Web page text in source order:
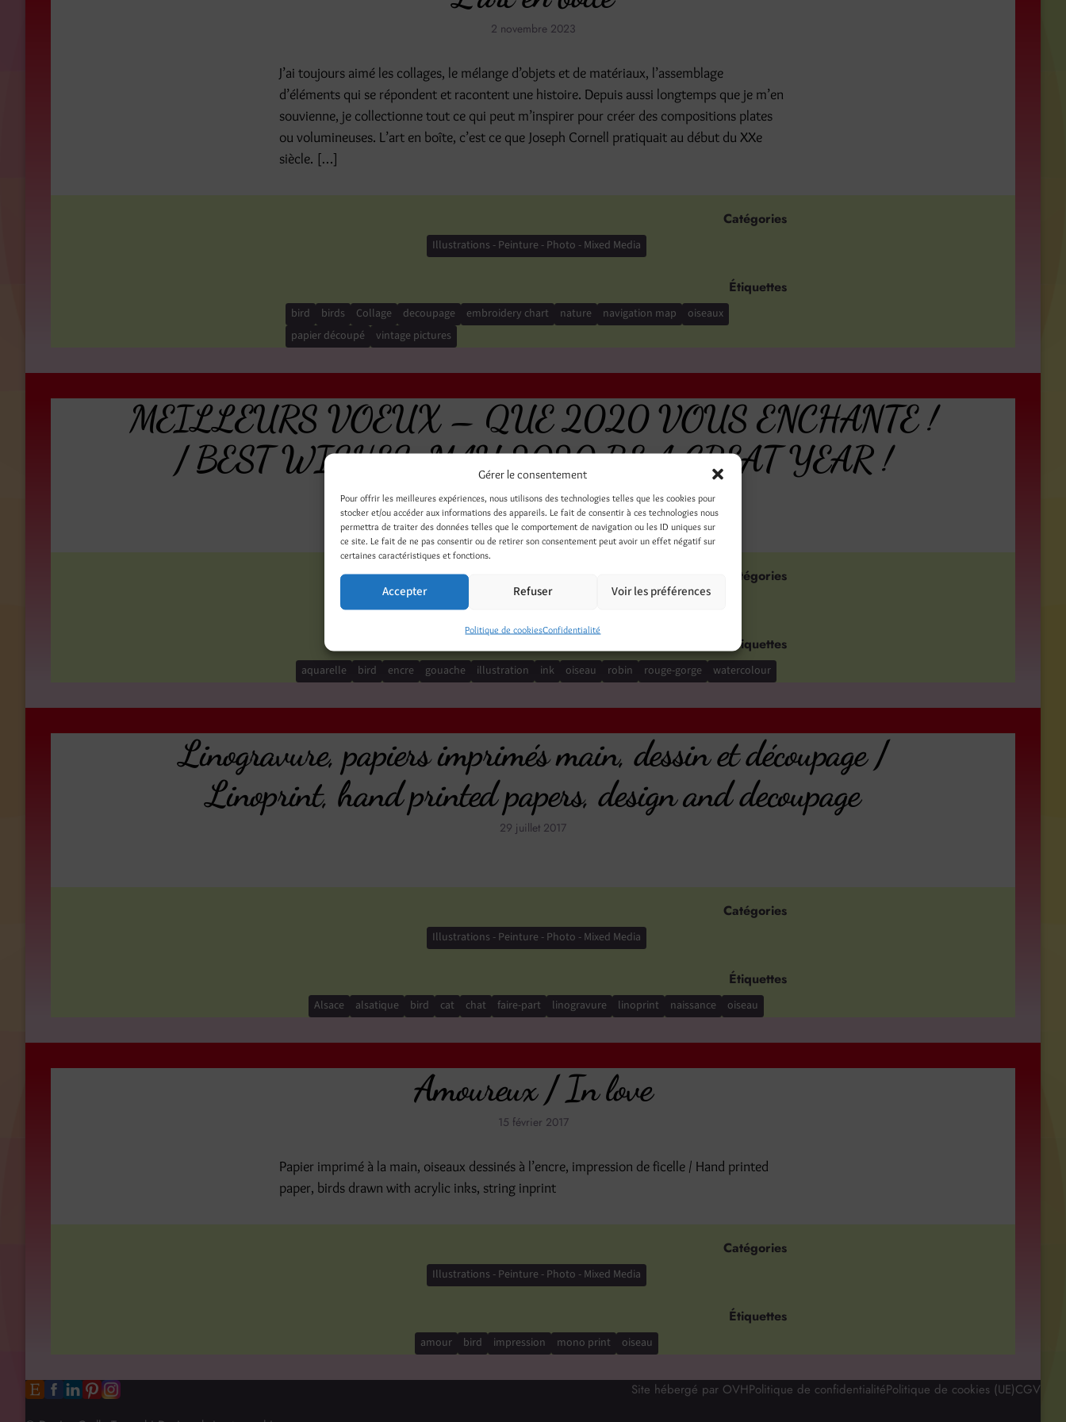
Gérer le consentement
Pour offrir les meilleures expériences, nous utilisons des technologies telles que les cookies pour
stocker et/ou accéder aux informations des appareils. Le fait de consentir à ces technologies nous
permettra de traiter des données telles que le comportement de navigation ou les ID uniques sur
ce site. Le fait de ne pas consentir ou de retirer son consentement peut avoir un effet négatif sur
certaines caractéristiques et fonctions.
Accepter Refuser Voir les préférences
Politique de cookiesConfidentialité
2 novembre 2023
J’ai toujours aimé les collages, le mélange d’objets et de matériaux, l’assemblage
d’éléments qui se répondent et racontent une histoire. Depuis aussi longtemps que je m’en
souvienne, je collectionne tout ce qui peut m’inspirer pour créer des compositions plates
ou volumineuses. L’art en boîte, c’est ce que Joseph Cornell pratiquait au début du XXe
siècle. […]
Catégories
Illustrations - Peinture - Photo - Mixed Media
Étiquettes
bird birds Collage decoupage embroidery chart nature navigation map
oiseaux
papier découpé
vintage pictures
MEILLEURS VOEUX – QUE 2020 VOUS ENCHANTE !
/ BEST WISHES. MAY 2020 BE A GREAT YEAR !
7 janvier 2020
Catégories
Illustrations - Peinture - Photo - Mixed Media
Étiquettes
aquarelle bird encre gouache illustration ink oiseau robin rouge-gorge watercolour
Linogravure, papiers imprimés main, dessin et découpage /
Linoprint, hand printed papers, design and decoupage
29 juillet 2017
Catégories
Illustrations - Peinture - Photo - Mixed Media
Étiquettes
Alsace alsatique bird cat chat faire-part linogravure linoprint naissance oiseau
Amoureux / In love
15 février 2017
Papier imprimé à la main, oiseaux dessinés à l’encre, impression de ficelle / Hand printed
paper, birds drawn with acrylic inks, string inprint
Catégories
Illustrations - Peinture - Photo - Mixed Media
Étiquettes
amour bird impression mono print oiseau
Site hébergé par OVHPolitique de confidentialitéPolitique de cookies (UE)CGV